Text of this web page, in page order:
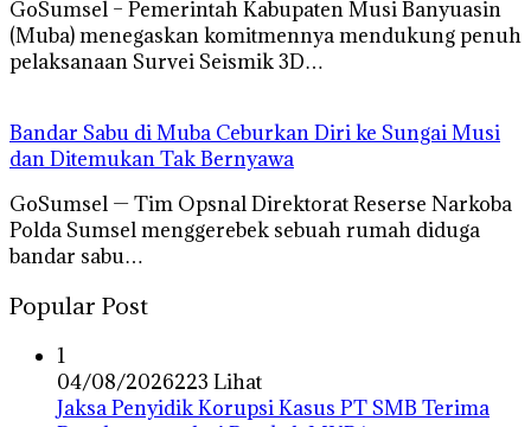
GoSumsel – Pemerintah Kabupaten Musi Banyuasin
(Muba) menegaskan komitmennya mendukung penuh
pelaksanaan Survei Seismik 3D…
Bandar Sabu di Muba Ceburkan Diri ke Sungai Musi
dan Ditemukan Tak Bernyawa
GoSumsel — Tim Opsnal Direktorat Reserse Narkoba
Polda Sumsel menggerebek sebuah rumah diduga
bandar sabu…
Popular Post
1
04/08/2026223 Lihat
Jaksa Penyidik Korupsi Kasus PT SMB Terima